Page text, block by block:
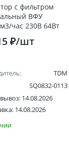
с фильтром
ВФУ
час 230В 64Вт
₽/шт
TDM
SQ0832-0113
14.08.2026
14.08.2026